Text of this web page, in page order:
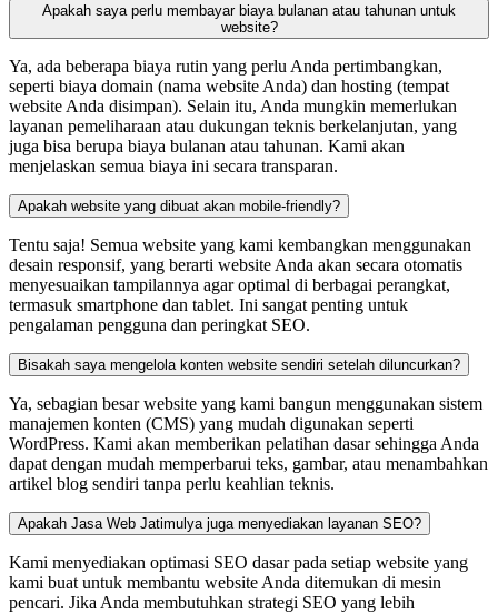
Apakah saya perlu membayar biaya bulanan atau tahunan untuk
website?
Ya, ada beberapa biaya rutin yang perlu Anda pertimbangkan,
seperti biaya domain (nama website Anda) dan hosting (tempat
website Anda disimpan). Selain itu, Anda mungkin memerlukan
layanan pemeliharaan atau dukungan teknis berkelanjutan, yang
juga bisa berupa biaya bulanan atau tahunan. Kami akan
menjelaskan semua biaya ini secara transparan.
Apakah website yang dibuat akan mobile-friendly?
Tentu saja! Semua website yang kami kembangkan menggunakan
desain responsif, yang berarti website Anda akan secara otomatis
menyesuaikan tampilannya agar optimal di berbagai perangkat,
termasuk smartphone dan tablet. Ini sangat penting untuk
pengalaman pengguna dan peringkat SEO.
Bisakah saya mengelola konten website sendiri setelah diluncurkan?
Ya, sebagian besar website yang kami bangun menggunakan sistem
manajemen konten (CMS) yang mudah digunakan seperti
WordPress. Kami akan memberikan pelatihan dasar sehingga Anda
dapat dengan mudah memperbarui teks, gambar, atau menambahkan
artikel blog sendiri tanpa perlu keahlian teknis.
Apakah Jasa Web Jatimulya juga menyediakan layanan SEO?
Kami menyediakan optimasi SEO dasar pada setiap website yang
kami buat untuk membantu website Anda ditemukan di mesin
pencari. Jika Anda membutuhkan strategi SEO yang lebih